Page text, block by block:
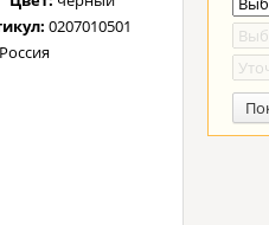
0207010501
Россия